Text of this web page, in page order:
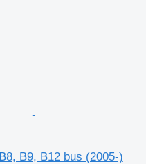
B9, B12 bus (2005-)